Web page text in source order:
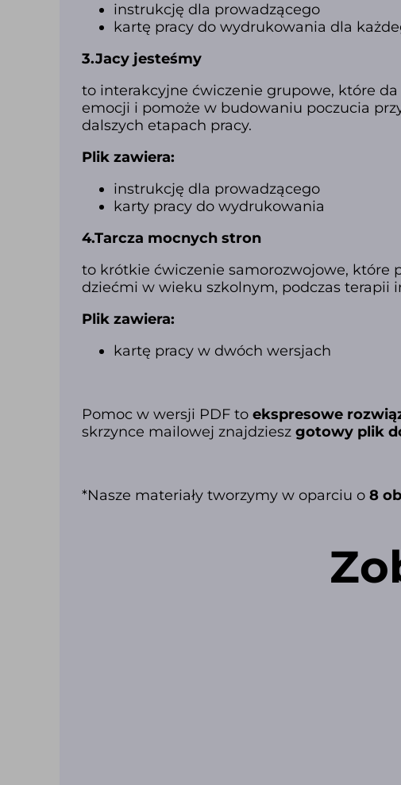
instrukcję dla prowadzącego
kartę pracy do wydrukowania dla
3.Jacy jesteśmy
to interakcyjne ćwiczenie grupowe, które
emocji i pomoże w budowaniu poczucia
dalszych etapach pracy.
Plik zawiera:
instrukcję dla prowadzącego
karty pracy do wydrukowania
4.Tarcza mocnych stron
to krótkie ćwiczenie samorozwojowe, które
dziećmi w wieku szkolnym, podczas terapii
Plik zawiera:
kartę pracy w dwóch wersjach
Pomoc w wersji PDF to ekspresowe
skrzynce mailowej znajdziesz gotowy plik
*Nasze materiały tworzymy w oparciu o 8